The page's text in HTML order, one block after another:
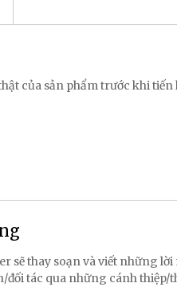
của sản phẩm trước khi tiến
sẽ thay soạn và viết những
đối tác qua những cánh